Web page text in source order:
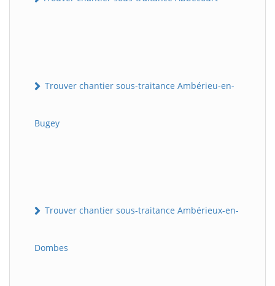
Trouver chantier sous-traitance Ambérieu-en-
Bugey
Trouver chantier sous-traitance Ambérieux-en-
Dombes